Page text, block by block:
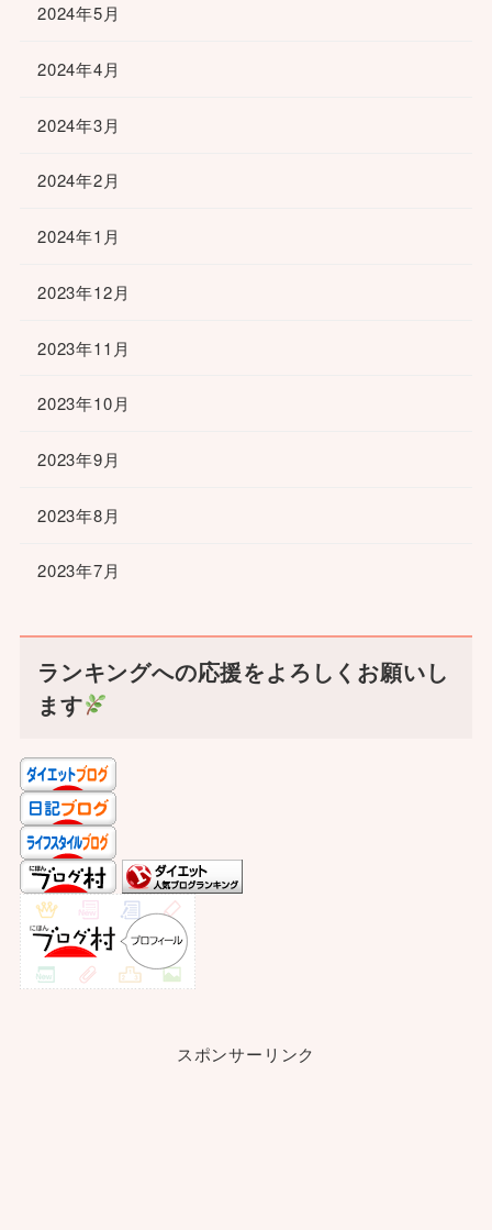
2024年5月
2024年4月
2024年3月
2024年2月
2024年1月
2023年12月
2023年11月
2023年10月
2023年9月
2023年8月
2023年7月
ランキングへの応援をよろしくお願いし
ます
スポンサーリンク